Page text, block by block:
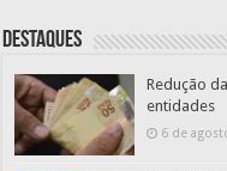
Destaques
Redução
entidades
6 de